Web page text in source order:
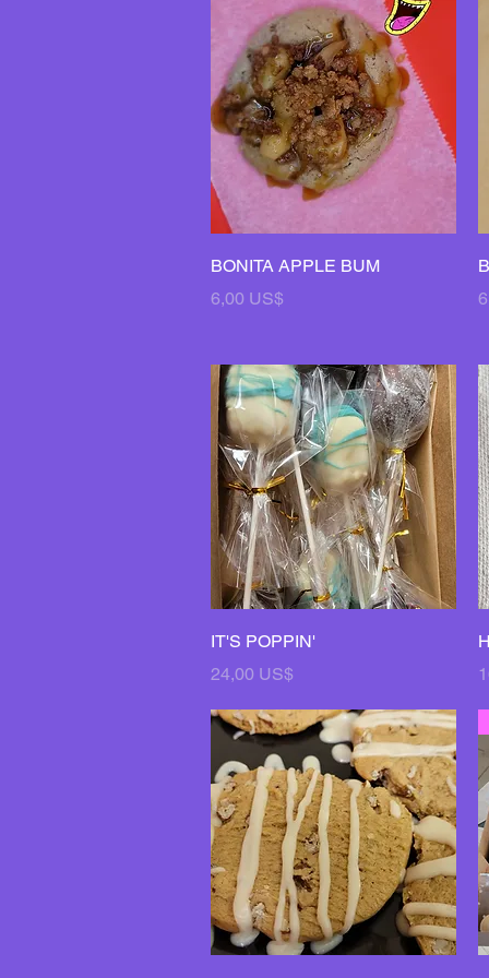
Vista rápida
BONITA APPLE BUM
Precio
6,00 US$
Vista rápida
IT'S POPPIN'
Precio
24,00 US$